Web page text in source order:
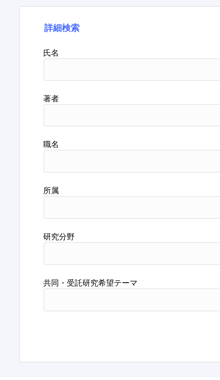
詳細検索
氏名
著者
職名
所属
研究分野
共同・受託研究希望テーマ